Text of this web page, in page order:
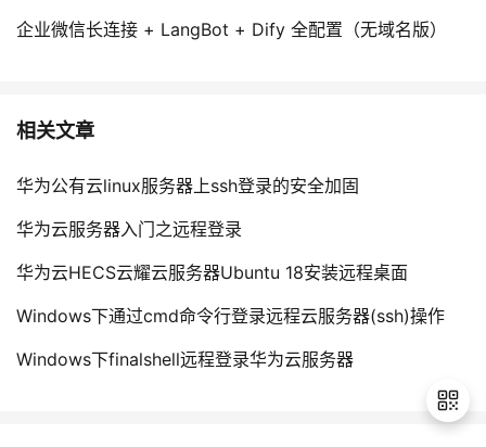
企业微信长连接 + LangBot + Dify 全配置（无域名版）
相关文章
华为公有云linux服务器上ssh登录的安全加固
华为云服务器入门之远程登录
华为云HECS云耀云服务器Ubuntu 18安装远程桌面
Windows下通过cmd命令行登录远程云服务器(ssh)操作
Windows下finalshell远程登录华为云服务器